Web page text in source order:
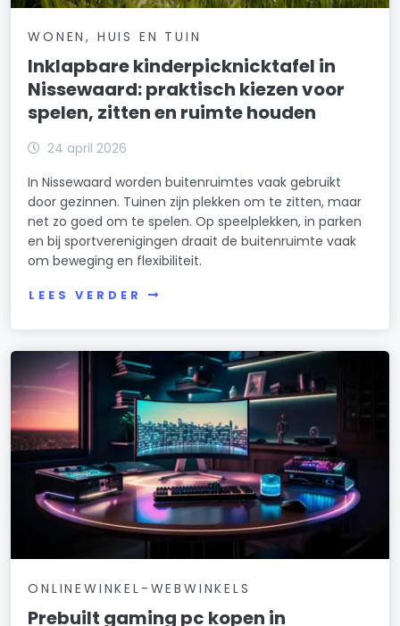
WONEN, HUIS EN TUIN
Inklapbare kinderpicknicktafel in
Nissewaard: praktisch kiezen voor
spelen, zitten en ruimte houden
24 april 2026
In Nissewaard worden buitenruimtes vaak gebruikt
door gezinnen. Tuinen zijn plekken om te zitten, maar
net zo goed om te spelen. Op speelplekken, in parken
en bij sportverenigingen draait de buitenruimte vaak
om beweging en flexibiliteit.
LEES VERDER
ONLINEWINKEL-WEBWINKELS
Prebuilt gaming pc kopen in